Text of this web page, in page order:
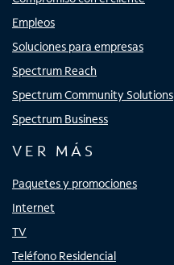
Empleos
Soluciones para empresas
Spectrum Reach
Spectrum Community Solutions
Spectrum Business
VER MÁS
Paquetes y promociones
Internet
TV
Teléfono Residencial